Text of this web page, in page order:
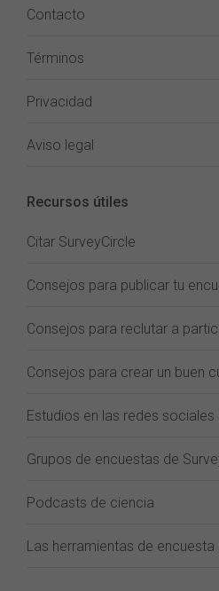
Contacto
Términos
Privacidad
Aviso legal
Recursos útiles
Citar SurveyCircle
Consejos para publicar tu
Consejos para reclutar a
Consejos para crear un buen
Estudios en las redes sociales
Grupos de encuestas de
Podcasts de ciencia
Las herramientas de